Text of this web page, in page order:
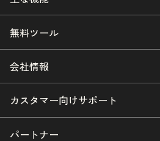
無料ツール
会社情報
カスタマー向けサポート
パートナー